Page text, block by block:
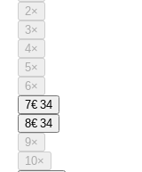
2×
3×
4×
5×
6×
7€ 34
8€ 34
9×
10×